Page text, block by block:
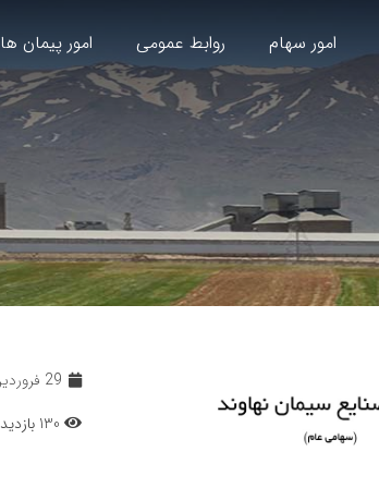
امور سهام روابط عمومی امور پیمان ها
29 فروردین, 1403